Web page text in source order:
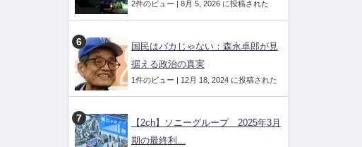
2件のビュー | 8月 5, 2026 に投稿された
国民はバカじゃない：森永卓郎が見
据える政治の真実
1件のビュー | 12月 18, 2024 に投稿された
【2ch】ソニーグループ 2025年3月
期の最終利...